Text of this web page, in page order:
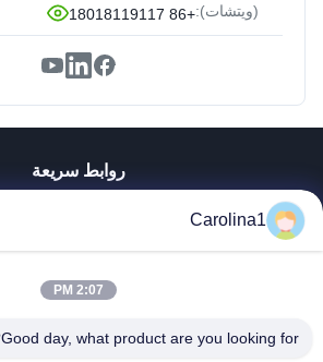
(ويتشات):+86 18018119117
روابط سريعة
معلومات عنا
مراقبة الجودة
Carolina1
2:07 PM
Good day, what product are you looking for?